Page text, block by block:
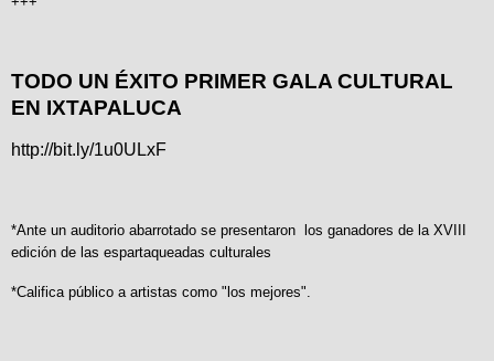
TODO UN ÉXITO PRIMER GALA CULTURAL
EN IXTAPALUCA
http://bit.ly/1u0ULxF
*Ante un auditorio abarrotado se presentaron los ganadores de la XVIII
edición de las espartaqueadas culturales
*Califica público a artistas como "los mejores".